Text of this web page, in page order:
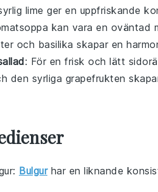
lime ger en uppfriskande
kan vara en oväntad
och basilika skapar en
: För en frisk och lätt
den syrliga grapefrukten
: Bulgurhar en liknande